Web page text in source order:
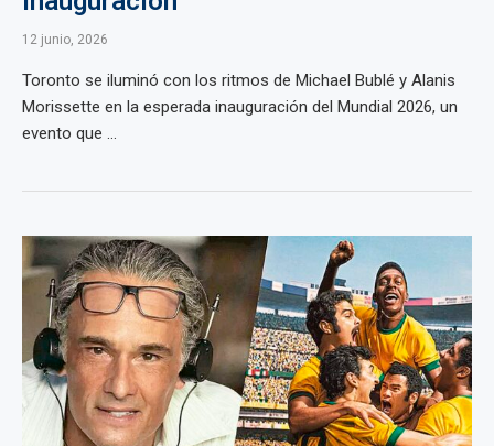
12 junio, 2026
Toronto se iluminó con los ritmos de Michael Bublé y Alanis
Morissette en la esperada inauguración del Mundial 2026, un
evento que ...